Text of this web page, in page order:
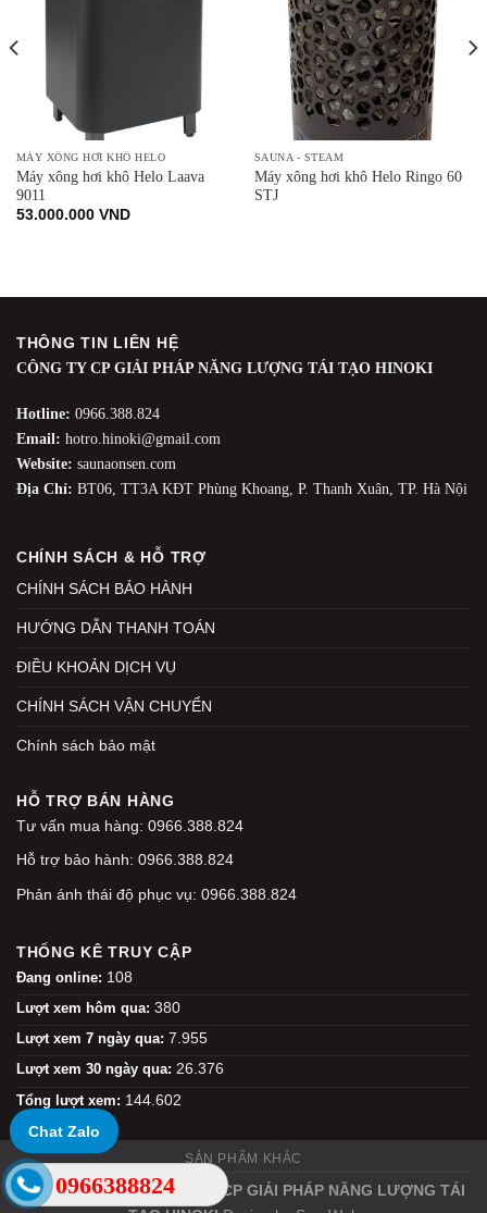
MÁY XÔNG HƠI KHÔ HELO
Máy xông hơi khô Helo Laava
9011
53.000.000 VND
SAUNA - STEAM
Máy xông hơi khô Helo Ringo 60
STJ
THÔNG TIN LIÊN HỆ
CÔNG TY CP GIẢI PHÁP NĂNG LƯỢNG TÁI TẠO HINOKI
Hotline: 0966.388.824
Email: hotro.hinoki@gmail.com
Website: saunaonsen.com
Địa Chỉ: BT06, TT3A KĐT Phùng Khoang, P. Thanh Xuân, TP. Hà Nội
CHÍNH SÁCH & HỖ TRỢ
CHÍNH SÁCH BẢO HÀNH
HƯỚNG DẪN THANH TOÁN
ĐIỀU KHOẢN DỊCH VỤ
CHÍNH SÁCH VẬN CHUYỂN
Chính sách bảo mật
HỖ TRỢ BÁN HÀNG
Tư vấn mua hàng: 0966.388.824
Hỗ trợ bảo hành: 0966.388.824
Phản ánh thái độ phục vụ: 0966.388.824
THỐNG KÊ TRUY CẬP
Đang online: 108
Lượt xem hôm qua: 380
Lượt xem 7 ngày qua: 7.955
Lượt xem 30 ngày qua: 26.376
Tổng lượt xem: 144.602
SẢN PHẨM KHÁC
Copyright 2026 ©CÔNG TY CP GIẢI PHÁP NĂNG LƯỢNG TÁI
Chat Zalo
0966388824